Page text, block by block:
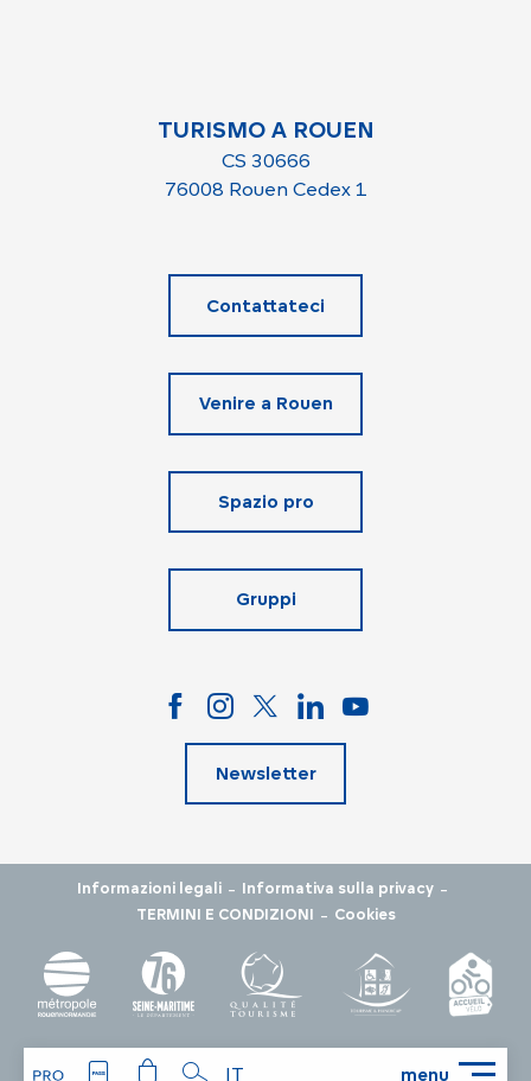
menu
IT
TURISMO A ROUEN
CS 30666
76008 Rouen Cedex 1
Contattateci
Venire a Rouen
Spazio pro
Gruppi
Newsletter
Informazioni legali - Informativa sulla privacy -
TERMINI E CONDIZIONI - Cookies